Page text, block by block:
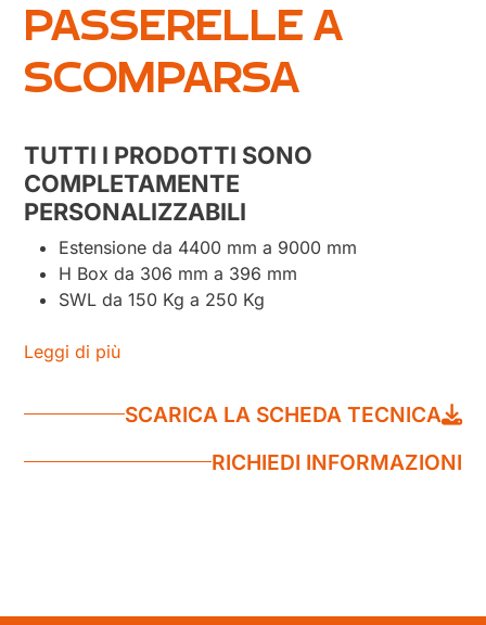
PASSERELLE A
SCOMPARSA
TUTTI I PRODOTTI SONO
COMPLETAMENTE
PERSONALIZZABILI
Estensione da 4400 mm a 9000 mm
H Box da 306 mm a 396 mm
SWL da 150 Kg a 250 Kg
Leggi di più
SCARICA LA SCHEDA TECNICA
RICHIEDI INFORMAZIONI